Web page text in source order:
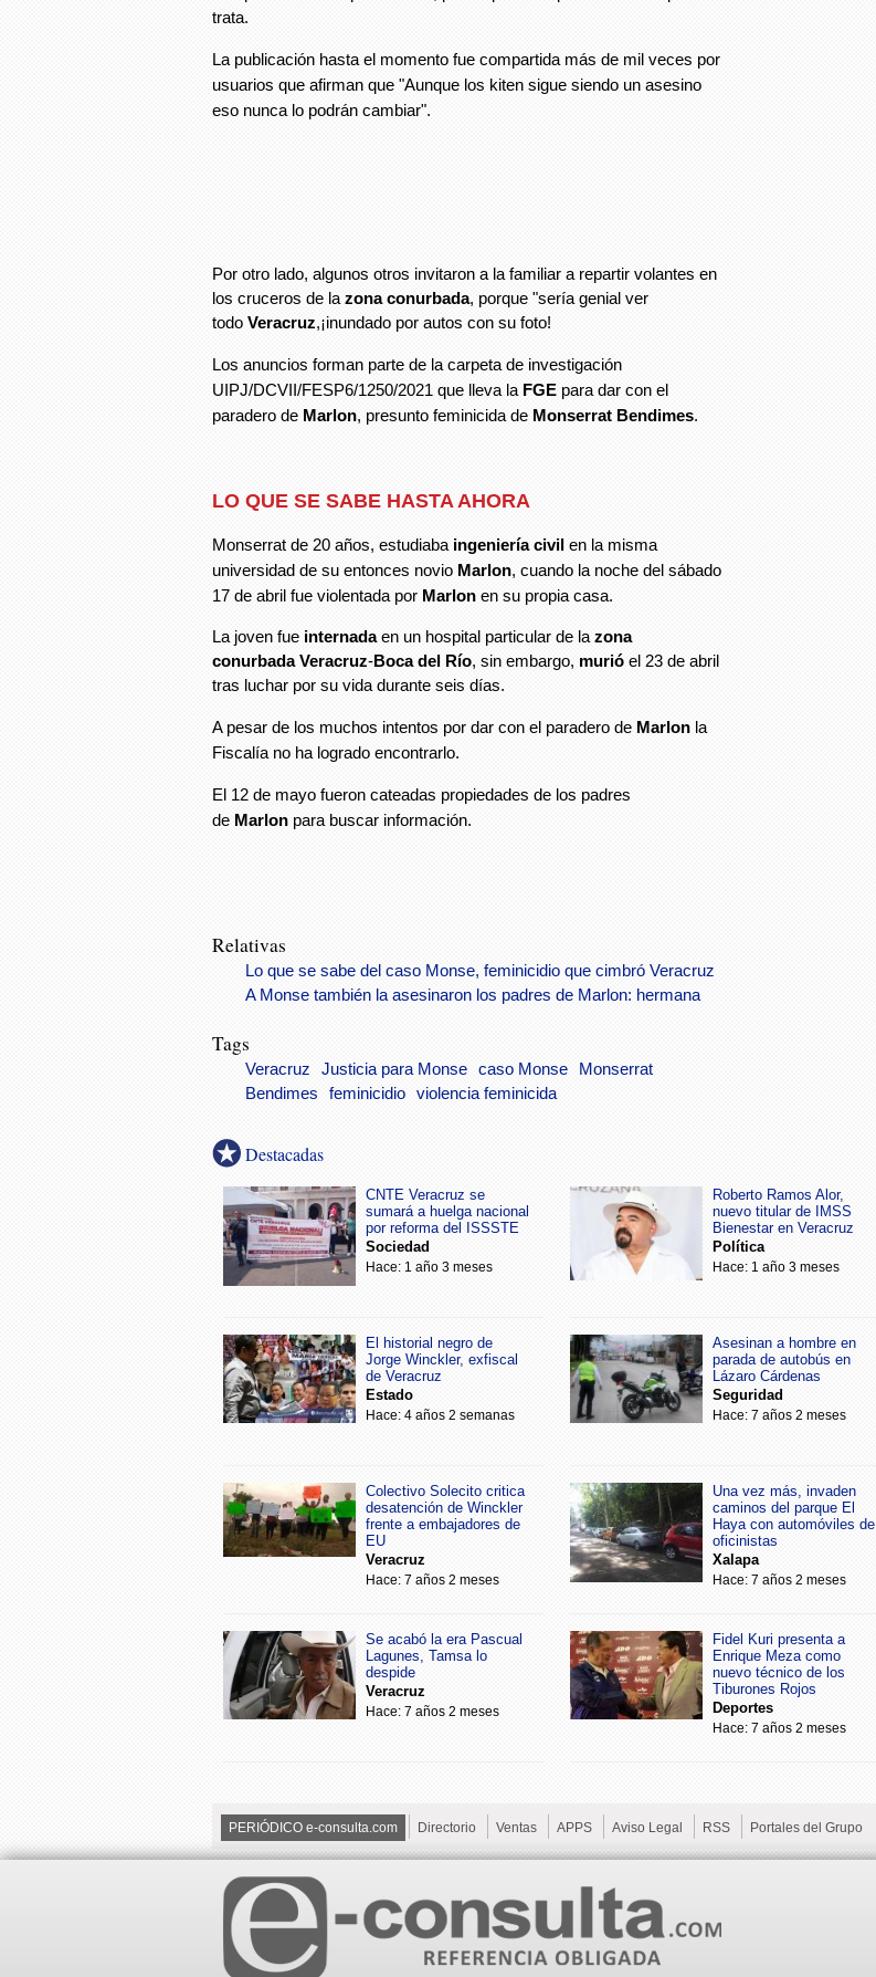
trata.
La publicación hasta el momento fue compartida más de mil veces por
usuarios que afirman que "Aunque los kiten sigue siendo un asesino
eso nunca lo podrán cambiar".
Por otro lado, algunos otros invitaron a la familiar a repartir volantes en
los cruceros de la zona conurbada, porque "sería genial ver
todo Veracruz,¡inundado por autos con su foto!
Los anuncios forman parte de la carpeta de investigación
UIPJ/DCVII/FESP6/1250/2021 que lleva la FGE para dar con el
paradero de Marlon, presunto feminicida de Monserrat Bendimes.
LO QUE SE SABE HASTA AHORA
Monserrat de 20 años, estudiaba ingeniería civil en la misma
universidad de su entonces novio Marlon, cuando la noche del sábado
17 de abril fue violentada por Marlon en su propia casa.
La joven fue internadaen un hospital particular de la zona
conurbada Veracruz-Boca del Río, sin embargo, murió el 23 de abril
tras luchar por su vida durante seis días.
A pesar de los muchos intentos por dar con el paradero de Marlon la
Fiscalía no ha logrado encontrarlo.
El 12 de mayo fueron cateadas propiedades de los padres
de Marlon para buscar información.
Relativas
Lo que se sabe del caso Monse, feminicidio que cimbró Veracruz
A Monse también la asesinaron los padres de Marlon: hermana
Tags
Veracruz Justicia para Monse caso Monse
Monserrat
Bendimes
feminicidio violencia feminicida
Destacadas
CNTE Veracruz se
sumará a huelga nacional
por reforma del ISSSTE
Sociedad
Hace: 1 año 3 meses
Roberto Ramos Alor,
nuevo titular de IMSS
Bienestar en Veracruz
Política
Hace: 1 año 3 meses
El historial negro de
Jorge Winckler, exfiscal
de Veracruz
Estado
Hace: 4 años 2 semanas
Asesinan a hombre en
parada de autobús en
Lázaro Cárdenas
Seguridad
Hace: 7 años 2 meses
Colectivo Solecito critica
desatención de Winckler
frente a embajadores de
EU
Veracruz
Hace: 7 años 2 meses
Una vez más, invaden
caminos del parque El
Haya con automóviles de
oficinistas
Xalapa
Hace: 7 años 2 meses
Se acabó la era Pascual
Lagunes, Tamsa lo
despide
Veracruz
Hace: 7 años 2 meses
Fidel Kuri presenta a
Enrique Meza como
nuevo técnico de los
Tiburones Rojos
Deportes
Hace: 7 años 2 meses
PERIÓDICO e-consulta.com Directorio Ventas APPS Aviso Legal RSS Portales del Grupo